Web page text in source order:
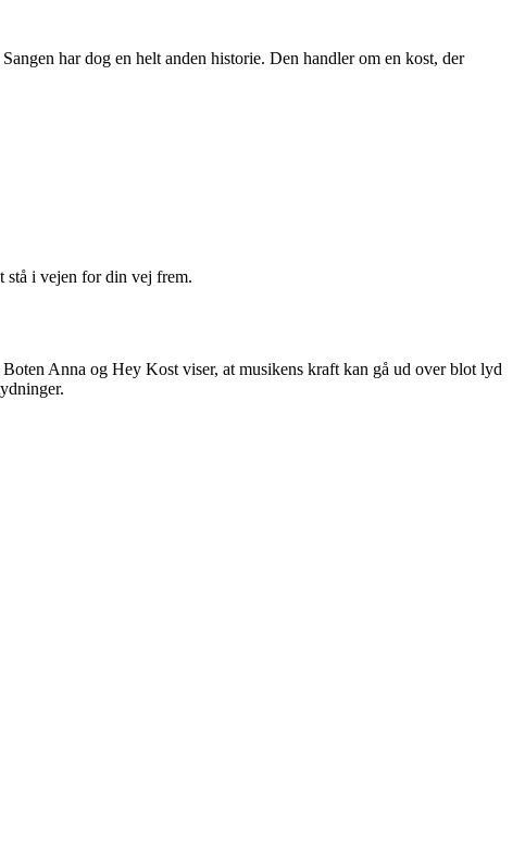
har dog en helt anden historie. Den handler om en kost, der
stå i vejen for din vej frem.
Anna og Hey Kost viser, at musikens kraft kan gå ud over blot lyd